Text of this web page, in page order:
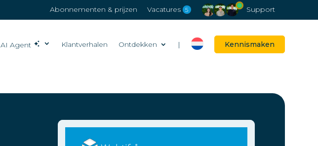
Abonnementen & prijzen Vacatures 5 Support
AI Agent Klantverhalen Ontdekken | Kennismaken